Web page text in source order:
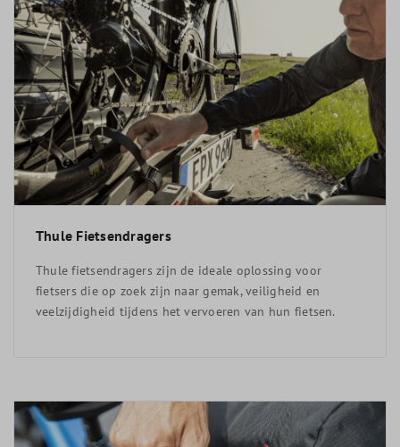
Thule Fietsendragers
Thule fietsendragers zijn de ideale oplossing voor
fietsers die op zoek zijn naar gemak, veiligheid en
veelzijdigheid tijdens het vervoeren van hun fietsen.